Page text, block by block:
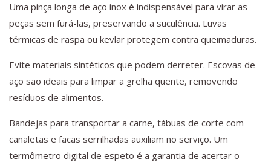
Uma pinça longa de aço inox é indispensável para virar as
peças sem furá-las, preservando a suculência. Luvas
térmicas de raspa ou kevlar protegem contra queimaduras.
Evite materiais sintéticos que podem derreter. Escovas de
aço são ideais para limpar a grelha quente, removendo
resíduos de alimentos.
Bandejas para transportar a carne, tábuas de corte com
canaletas e facas serrilhadas auxiliam no serviço. Um
termômetro digital de espeto é a garantia de acertar o